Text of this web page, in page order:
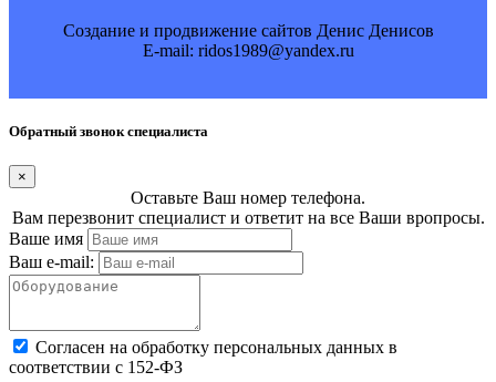
Создание и продвижение сайтов Денис Денисов
E-mail: ridos1989@yandex.ru
Обратный звонок специалиста
×
Оставьте Ваш номер телефона.
Вам перезвонит специалист и ответит на все Ваши вропросы.
Ваше имя
Ваш e-mail:
Cогласен на обработку персональных данных в
соответствии с 152-ФЗ